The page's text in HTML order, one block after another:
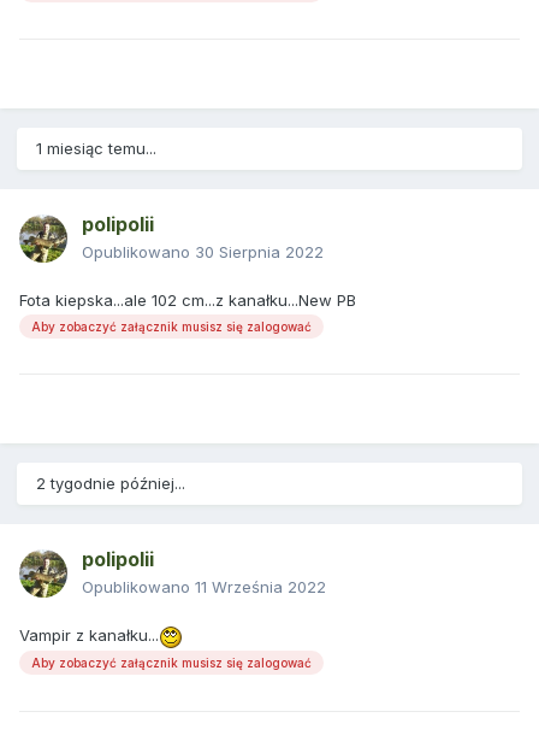
1 miesiąc temu...
polipolii
Opublikowano 30 Sierpnia 2022
Fota kiepska...ale 102 cm...z kanałku...New PB
Aby zobaczyć załącznik musisz się zalogować
2 tygodnie później...
polipolii
Opublikowano 11 Września 2022
Vampir z kanałku...
Aby zobaczyć załącznik musisz się zalogować